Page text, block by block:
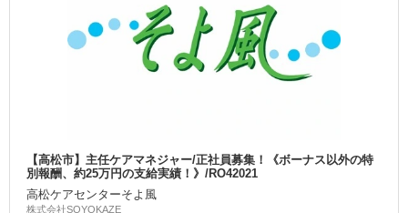
【高松市】主任ケアマネジャー/正社員募集！《ボーナス以外の特
別報酬、約25万円の支給実績！》/RO42021
高松ケアセンターそよ風
株式会社SOYOKAZE